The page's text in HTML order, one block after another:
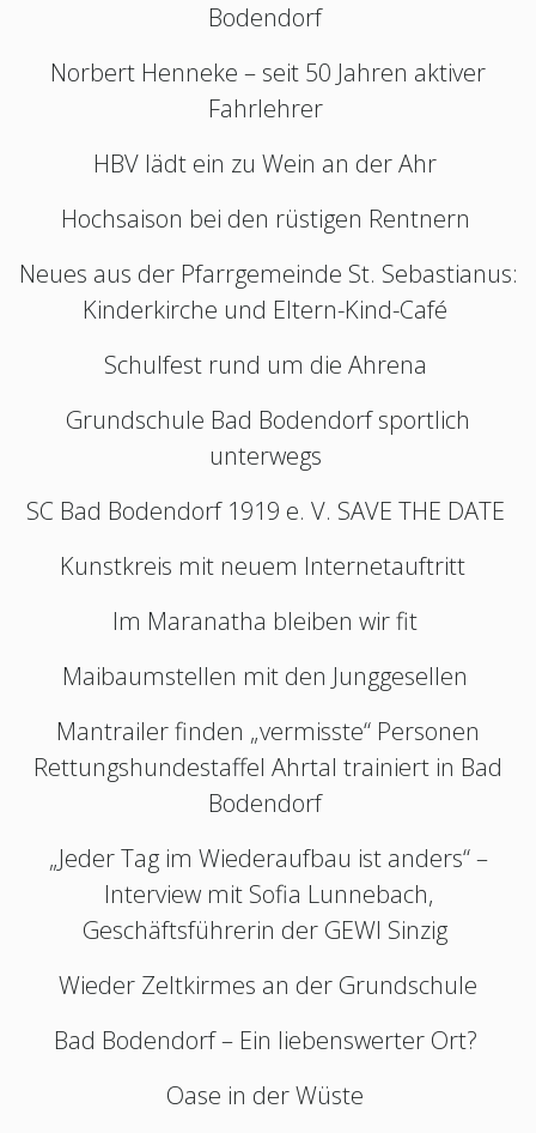
Bodendorf
Norbert Henneke – seit 50 Jahren aktiver
Fahrlehrer
HBV lädt ein zu Wein an der Ahr
Hochsaison bei den rüstigen Rentnern
Neues aus der Pfarrgemeinde St. Sebastianus:
Kinderkirche und Eltern-Kind-Café
Schulfest rund um die Ahrena
Grundschule Bad Bodendorf sportlich
unterwegs
SC Bad Bodendorf 1919 e. V. SAVE THE DATE
Kunstkreis mit neuem Internetauftritt
Im Maranatha bleiben wir fit
Maibaumstellen mit den Junggesellen
Mantrailer finden „vermisste“ Personen
Rettungshundestaffel Ahrtal trainiert in Bad
Bodendorf
„Jeder Tag im Wiederaufbau ist anders“ –
Interview mit Sofia Lunnebach,
Geschäftsführerin der GEWI Sinzig
Wieder Zeltkirmes an der Grundschule
Bad Bodendorf – Ein liebenswerter Ort?
Oase in der Wüste